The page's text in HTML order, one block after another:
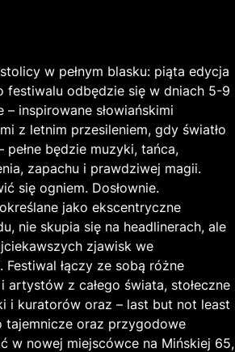
w pełnym blasku: piąta edycja
festiwalu odbędzie się w dniach 5-9
inspirowane słowiańskimi
z letnim przesileniem, gdy światło
będzie muzyki, tańca,
zapachu i prawdziwej magii.
się ogniem. Dosłownie.
jako ekscentryczne
nie skupia się na headlinerach, ale
zjawisk we
Festiwal łączy ze sobą różne
z całego świata, stołeczne
i kuratorów oraz – last but not least
tajemnicze oraz przygodowe
w nowej miejscówce na Mińskiej 65,